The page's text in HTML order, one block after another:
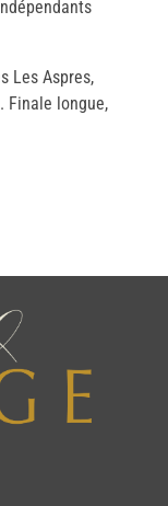
Les Aspres,
Finale longue,